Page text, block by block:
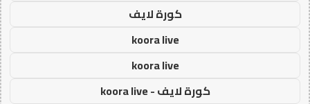
كورة لايف
koora live
koora live
كورة لايف - koora live